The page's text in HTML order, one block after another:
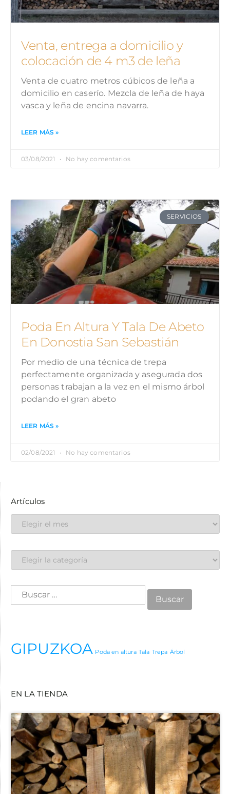
Venta, entrega a domicilio y
colocación de 4 m3 de leña
Venta de cuatro metros cúbicos de leña a
domicilio en caserío. Mezcla de leña de haya
vasca y leña de encina navarra.
LEER MÁS »
03/08/2021 No hay comentarios
SERVICIOS
Poda En Altura Y Tala De Abeto
En Donostia San Sebastián
Por medio de una técnica de trepa
perfectamente organizada y asegurada dos
personas trabajan a la vez en el mismo árbol
podando el gran abeto
LEER MÁS »
02/08/2021 No hay comentarios
Artículos
GIPUZKOA Poda en altura Tala Trepa Árbol
EN LA TIENDA